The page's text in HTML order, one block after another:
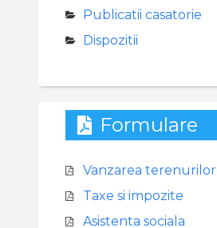
Publicatii casatorie
Dispozitii
Formulare
Vanzarea terenurilor
Taxe si impozite
Asistenta sociala